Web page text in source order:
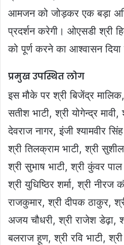
आमजन को जोड़कर एक बड़ा
प्रदर्शन करेगी। ओएसडी श्री
को पूर्ण करने का आश्वासन दिया
प्रमुख उपस्थित लोग
इस मौके पर श्री बिजेंद्र
सतीश भाटी, श्री योगेन्द्र
देवराज नागर, इंजी श्यामवीर
श्री तिलक्राम भाटी, श्री सुशील
श्री सुभाष भाटी, श्री कुंवर
श्री युधिष्ठिर शर्मा, श्री
राजकुमार, श्री दीपक ठाकुर,
अजय चौधरी, श्री राजेश डेढ़ा,
बलराज हूण, श्री रवि भाटी, श्री